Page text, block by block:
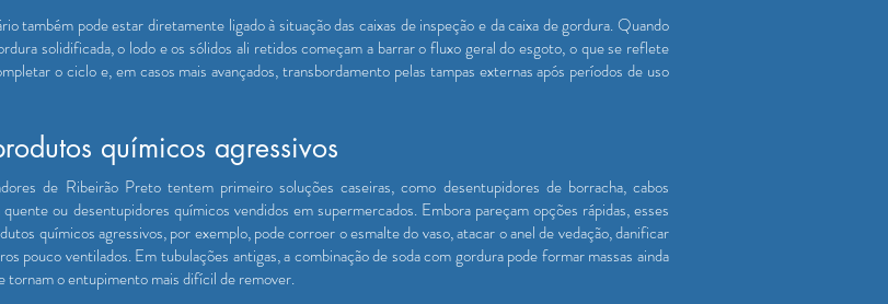
também pode estar diretamente ligado à situação das caixas de inspeção e da caixa de gordura. Quando
solidificada, o lodo e os sólidos ali retidos começam a barrar o fluxo geral do esgoto, o que se reflete
o ciclo e, em casos mais avançados, transbordamento pelas tampas externas após períodos de uso
químicos agressivos
de Ribeirão Preto tentem primeiro soluções caseiras, como desentupidores de borracha, cabos
ou desentupidores químicos vendidos em supermercados. Embora pareçam opções rápidas, esses
químicos agressivos, por exemplo, pode corroer o esmalte do vaso, atacar o anel de vedação, danificar
pouco ventilados. Em tubulações antigas, a combinação de soda com gordura pode formar massas ainda
tornam o entupimento mais difícil de remover.